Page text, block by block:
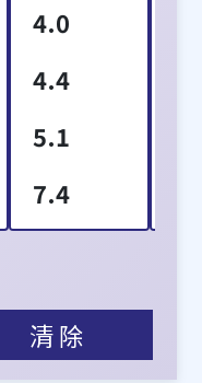
4.0
4.4
5.1
7.4
10
11.5
清 除